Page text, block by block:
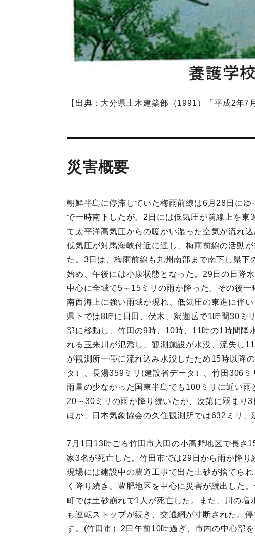
【出典：大分県土木建築部（1991）『平成2年7
災害概要
朝鮮半島に停滞していた梅雨前線は6月28日に
で一時南下したが、2日には低気圧が前線上を
て太平洋高気圧からの暖かい湿った空気が流れ
低気圧が対馬海峡付近に達し、梅雨前線の活動
た。3日は、梅雨前線も九州南部まで南下し県
始め、午後には小康状態となった。29日の日降
中心に全域で5～15ミリの雨が降った。その後
南西海上に強い雨域が現れ、低気圧の東進に伴
県下では8時に日田、伏木、釈迦岳で1時間30ミ
部に移動し、竹田の9時、10時、11時の1時間降
れる玉来川が氾濫し、観測施設が水没、流失し
が観測所一帯に流れ込み水没したため15時以降
タ）、長湯359ミリ(建設省データ）、竹田306
雨量の少なかった国東半島でも100ミリに近い
20～30ミリの雨が降り続いたが、次第に弱まり
ほか、日本気象協会の久住観測所では632ミリ
7月1日13時ごろ竹田市入田の小高野地区で長さ
家3名が死亡した。竹田市では29日から雨が降
現場には建設中の農道工事で出た土砂が捨てら
く降り続き、豊肥地区を中心に災害が続出した
町では土砂崩れで1人が死亡した。また、川の
も運転ストップが続き、交通網が寸断された。
す。(竹田市）2日午前10時過ぎ、市内の中心部